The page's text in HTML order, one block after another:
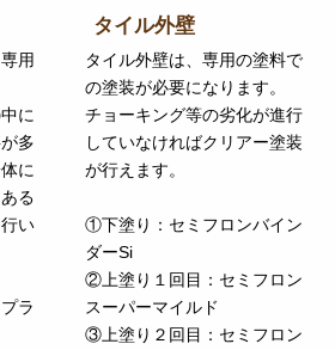
用
に
多
に
る
い
ラ
タイル外壁
タイル外壁は、専用の塗料で
の塗装が必要になります。
チョーキング等の劣化が進行
していなければクリアー塗装
が行えます。
①下塗り：セミフロンバイン
ダーSi
②上塗り１回目：セミフロン
スーパーマイルド
③上塗り２回目：セミフロン